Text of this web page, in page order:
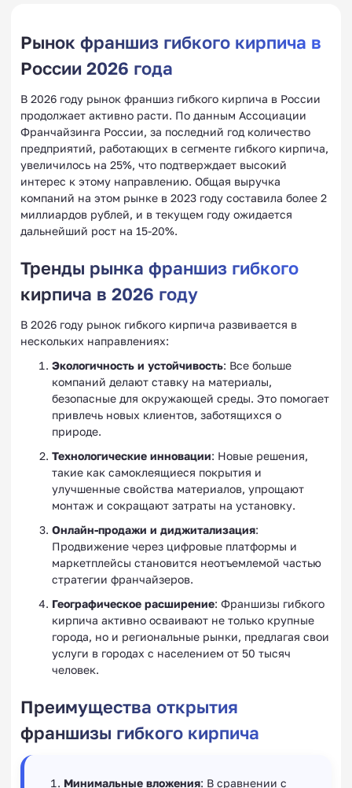
Рынок франшиз гибкого кирпича в
России 2026 года
В 2026 году рынок франшиз гибкого кирпича в России
продолжает активно расти. По данным Ассоциации
Франчайзинга России, за последний год количество
предприятий, работающих в сегменте гибкого кирпича,
увеличилось на 25%, что подтверждает высокий
интерес к этому направлению. Общая выручка
компаний на этом рынке в 2023 году составила более 2
миллиардов рублей, и в текущем году ожидается
дальнейший рост на 15-20%.
Тренды рынка франшиз гибкого
кирпича в 2026 году
В 2026 году рынок гибкого кирпича развивается в
нескольких направлениях:
Экологичность и устойчивость: Все больше
компаний делают ставку на материалы,
безопасные для окружающей среды. Это помогает
привлечь новых клиентов, заботящихся о
природе.
Технологические инновации: Новые решения,
такие как самоклеящиеся покрытия и
улучшенные свойства материалов, упрощают
монтаж и сокращают затраты на установку.
Онлайн-продажи и диджитализация:
Продвижение через цифровые платформы и
маркетплейсы становится неотъемлемой частью
стратегии франчайзеров.
Географическое расширение: Франшизы гибкого
кирпича активно осваивают не только крупные
города, но и региональные рынки, предлагая свои
услуги в городах с населением от 50 тысяч
человек.
Преимущества открытия
франшизы гибкого кирпича
Минимальные вложения: В сравнении с